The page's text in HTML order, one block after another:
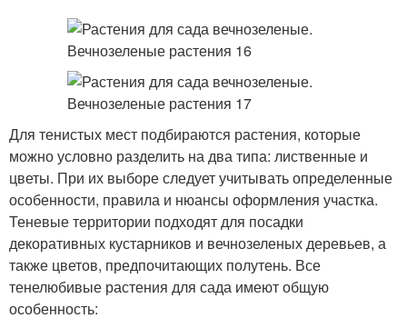
Для тенистых мест подбираются растения, которые
можно условно разделить на два типа: лиственные и
цветы. При их выборе следует учитывать определенные
особенности, правила и нюансы оформления участка.
Теневые территории подходят для посадки
декоративных кустарников и вечнозеленых деревьев, а
также цветов, предпочитающих полутень. Все
тенелюбивые растения для сада имеют общую
особенность: